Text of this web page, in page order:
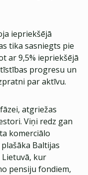
iepriekšējā
tika sasniegts pie
ar 9,5% iepriekšējā
progresu un
par aktīvu.
atgriežas
Viņi redz gan
komerciālo
Baltijas
Lietuvā, kur
pensiju fondiem,